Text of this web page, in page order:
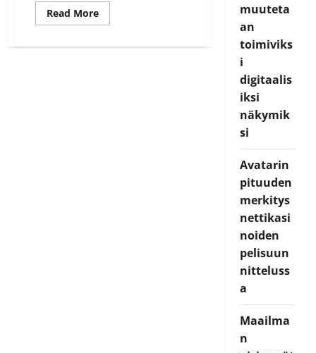
Read MoreRead
more
muuteta
an
toimiviks
i
digitaalis
iksi
näkymik
si
Avatarin
pituuden
merkitys
nettikasi
noiden
pelisuun
nitteluss
a
Maailma
n